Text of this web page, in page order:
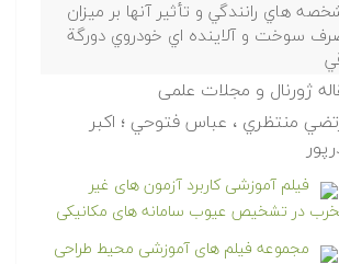
هاي رانندگي و تأثير آنها بر ميزان
سوخت و آلاينده اي خودروي دورگة
ژورنال و مجلات علمی
منتظري ، عباس فتوحي ؛ اكبر
فیلم آموزشی کاربرد آزمون های غیر
در تشخیص عیوب سامانه های مکانیکی
مجموعه فیلم های آموزشی محیط طراحی